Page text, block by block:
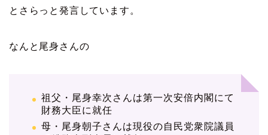
とさらっと発言しています。
なんと尾身さんの
祖父・尾身幸次さんは第一次安倍内閣にて
財務大臣に就任
母・尾身朝子さんは現役の自民党衆院議員